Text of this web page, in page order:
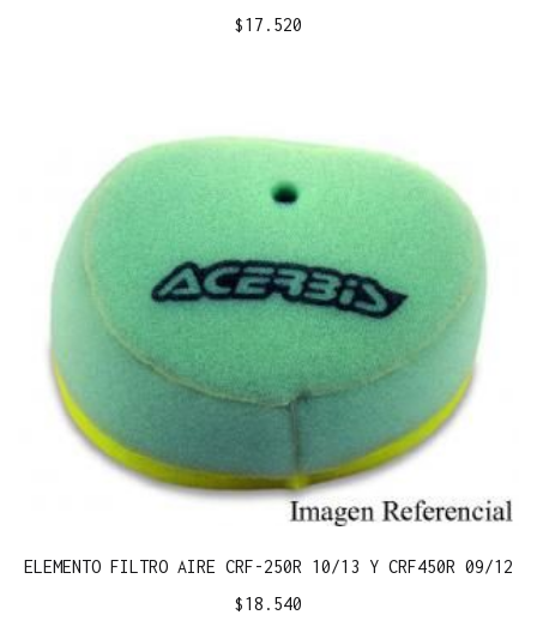
$17.520
ELEMENTO FILTRO AIRE CRF-250R 10/13 Y CRF450R 09/12
$18.540